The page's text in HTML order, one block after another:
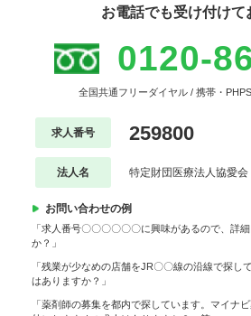
お電話でも受け付けて
0120-
全国共通フリーダイヤル / 携帯・
求人番号 259800
法人名 特定財団医療法人協愛
お問い合わせの例
「求人番号〇〇〇〇〇〇に興味があるので、詳
か？」
「残業が少なめの店舗をJR〇〇線の沿線で探し
はありますか？」
「薬剤師の募集を都内で探しています。マイナ